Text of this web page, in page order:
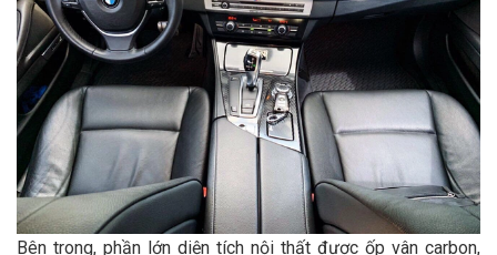
Bên trong, phần lớn diện tích nội thất được ốp vân carbon,